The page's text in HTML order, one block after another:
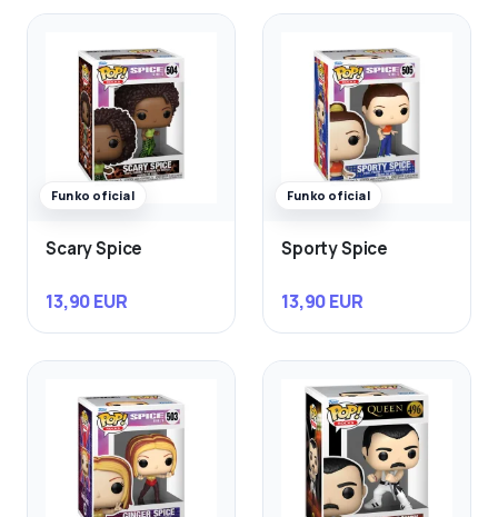
Funko oficial
Scary Spice
13,90 EUR
Funko oficial
Sporty Spice
13,90 EUR